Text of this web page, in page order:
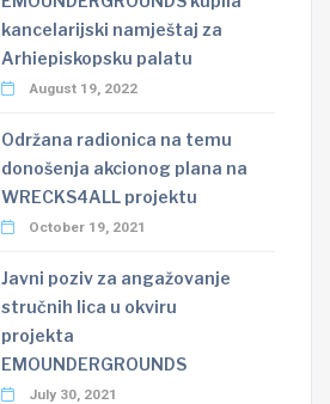
kancelarijski namještaj za
Arhiepiskopsku palatu
August 19, 2022
Održana radionica na temu
donošenja akcionog plana na
WRECKS4ALL projektu
October 19, 2021
Javni poziv za angažovanje
stručnih lica u okviru
projekta
EMOUNDERGROUNDS
July 30, 2021